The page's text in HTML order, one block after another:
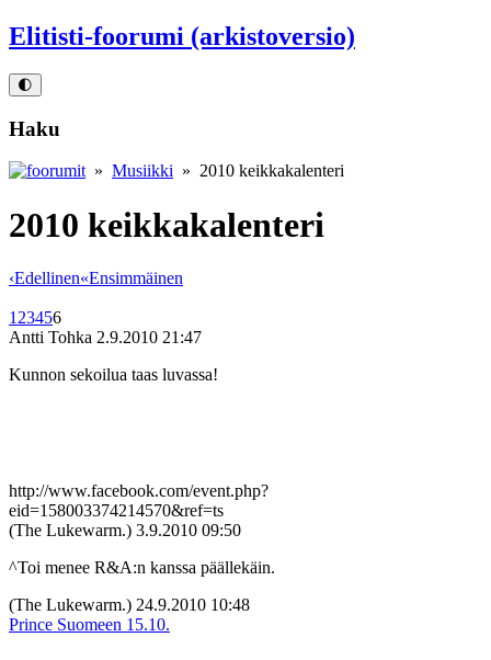
Elitisti-foorumi (arkistoversio)
🌓
Haku
» Musiikki » 2010 keikkakalenteri
2010 keikkakalenteri
‹Edellinen«Ensimmäinen
1 23456
Antti Tohka 2.9.2010 21:47
Kunnon sekoilua taas luvassa!
http://www.facebook.com/event.php?
eid=158003374214570&ref=ts
(The Lukewarm.) 3.9.2010 09:50
^Toi menee R&A:n kanssa päällekäin.
(The Lukewarm.) 24.9.2010 10:48
Prince Suomeen 15.10.